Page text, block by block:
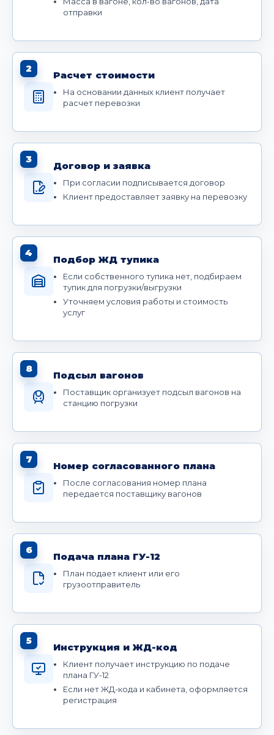
отправки
2
Расчет стоимости
На основании данных клиент получает
расчет перевозки
3
Договор и заявка
При согласии подписывается договор
Клиент предоставляет заявку на перевозку
4
Подбор ЖД тупика
Если собственного тупика нет, подбираем
тупик для погрузки/выгрузки
Уточняем условия работы и стоимость
услуг
8
Подсыл вагонов
Поставщик организует подсыл вагонов на
станцию погрузки
7
Номер согласованного плана
После согласования номер плана
передается поставщику вагонов
6
Подача плана ГУ-12
План подает клиент или его
грузоотправитель
5
Инструкция и ЖД-код
Клиент получает инструкцию по подаче
плана ГУ-12
Если нет ЖД-кода и кабинета, оформляется
регистрация